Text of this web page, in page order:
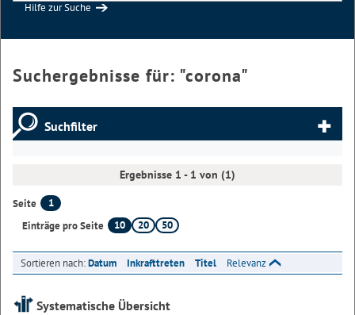
Hilfe zur Suche
Suchergebnisse für: "corona"
Suchfilter
Ergebnisse 1 - 1 von (1)
Seite
1
Einträge pro Seite
10 20 50
Sortieren nach:Datum Inkrafttreten Titel Relevanz
Systematische Übersicht